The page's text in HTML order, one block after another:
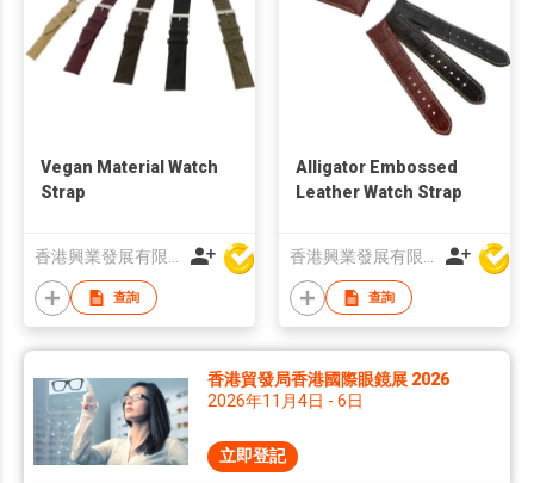
Vegan Material Watch
Strap
香港興業發展有限公司
查詢
Alligator Embossed
Leather Watch Strap
香港興業發展有限公司
查詢
香港貿發局香港國際眼鏡展 2026
2026年11月4日 - 6日
立即登記